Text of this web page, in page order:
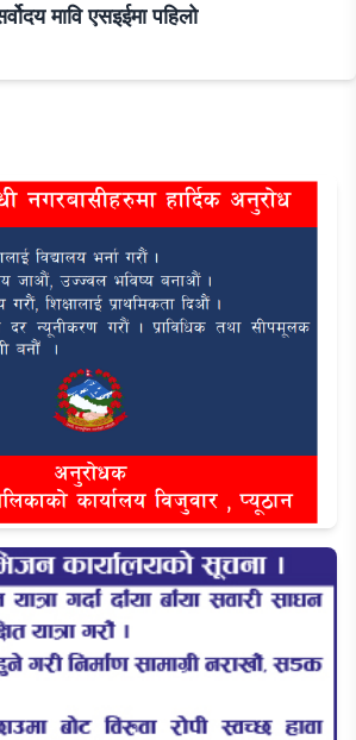
मावि एसइईमा पहिलो